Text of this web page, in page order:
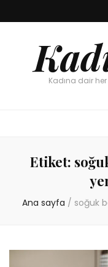
Kadına dair
Etiket:
Ana sayfa / soğuk